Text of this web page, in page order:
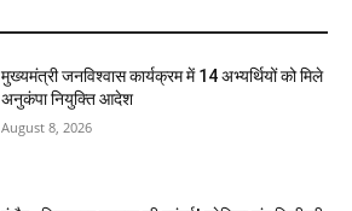
मुख्यमंत्री जनविश्वास कार्यक्रम में 14 अभ्यर्थियों को मिले
अनुकंपा नियुक्ति आदेश
August 8, 2026